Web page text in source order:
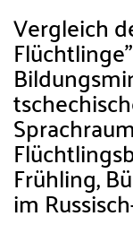
Vergleich
Frühling,
im